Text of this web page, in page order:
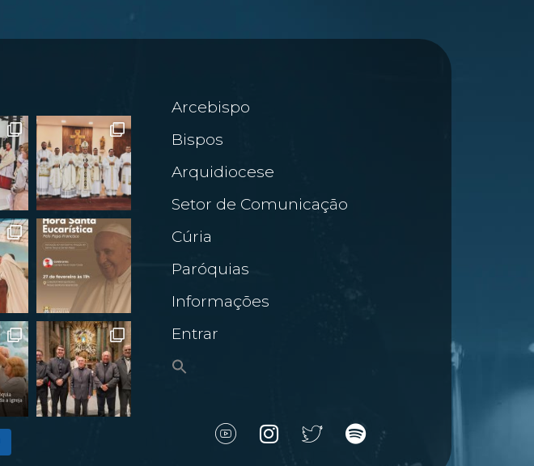
Arcebispo
Bispos
Arquidiocese
Setor de Comunicação
Cúria
Paróquias
Informações
Entrar